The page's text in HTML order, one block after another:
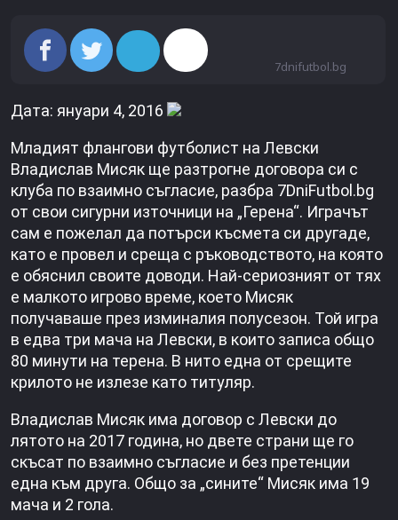
7dnifutbol.bg
Дата: януари 4, 2016
Младият флангови футболист на Левски
Владислав Мисяк ще разтрогне договора си с
клуба по взаимно съгласие, разбра 7DniFutbol.bg
oт свои сигурни източници на „Герена“. Играчът
сам е пожелал да потърси късмета си другаде,
като е провел и среща с ръководството, на която
е обяснил своите доводи. Най-сериозният от тях
е малкото игрово време, което Мисяк
получаваше през изминалия полусезон. Той игра
в едва три мача на Левски, в които записа общо
80 минути на терена. В нито една от срещите
крилото не излезе като титуляр.
Владислав Мисяк има договор с Левски до
лятото на 2017 година, но двете страни ще го
скъсат по взаимно съгласие и без претенции
една към друга. Общо за „сините“ Мисяк има 19
мача и 2 гола.